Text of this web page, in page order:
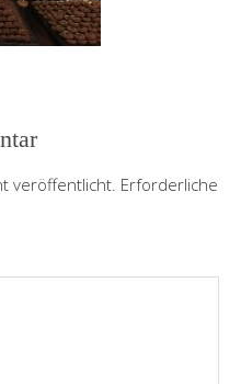
veröffentlicht. Erforderliche